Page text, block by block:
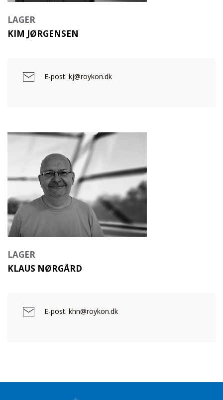
LAGER
KIM JØRGENSEN
E-post: kj@roykon.dk
LAGER
KLAUS NØRGÅRD
E-post: khn@roykon.dk